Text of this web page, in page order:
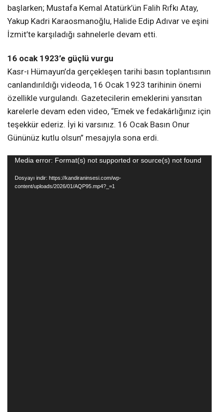
başlarken; Mustafa Kemal Atatürk’ün Falih Rıfkı Atay,
Yakup Kadri Karaosmanoğlu, Halide Edip Adıvar ve eşini
İzmit’te karşıladığı sahnelerle devam etti.
16 ocak 1923’e güçlü vurgu
Kasr-ı Hümayun’da gerçekleşen tarihi basın toplantısının
canlandırıldığı videoda, 16 Ocak 1923 tarihinin önemi
özellikle vurgulandı. Gazetecilerin emeklerini yansıtan
karelerle devam eden video, “Emek ve fedakârlığınız için
teşekkür ederiz. İyi ki varsınız. 16 Ocak Basın Onur
Gününüz kutlu olsun” mesajıyla sona erdi.
Video
oynatıcı
Media error: Format(s) not supported or source(s) not found
Dosyayı indir: https://kandiraninsesi.com/wp-
content/uploads/2026/01/AQP95.mp4?_=1